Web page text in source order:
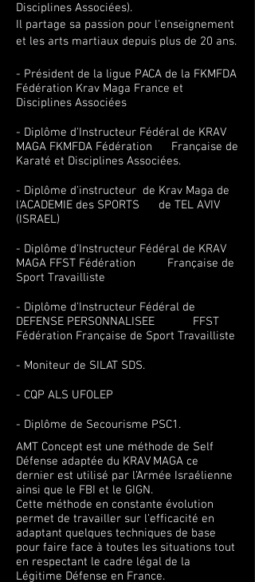
Disciplines Associées).
Il partage sa passion pour l'enseignement
et les arts martiaux depuis plus de 20 ans.
- Président de la ligue PACA de la FKMFDA
Fédération Krav Maga France et
Disciplines Associées
- Diplôme d'Instructeur Fédéral de KRAV
MAGA FKMFDA Fédération Française de
Karaté et Disciplines Associées.
- Diplôme d'instructeur de Krav Maga de
l'ACADEMIE des SPORTS de TEL AVIV
(ISRAEL)
- Diplôme d'Instructeur Fédéral de KRAV
MAGA FFST Fédération Française de
Sport Travailliste
- Diplôme d'Instructeur Fédéral de
DEFENSE PERSONNALISEE FFST
Fédération Française de Sport Travailliste
- Moniteur de SILAT SDS.
- CQP ALS UFOLEP
- Diplôme de Secourisme PSC1.
AMT Concept est une méthode de Self
Défense adaptée du KRAV MAGA ce
dernier est utilisé par l’Armée Israélienne
ainsi que le FBI et le GIGN.
Cette méthode en constante évolution
permet de travailler sur l’efficacité en
adaptant quelques techniques de base
pour faire face à toutes les situations tout
en respectant le cadre légal de la
Légitime Défense en France.